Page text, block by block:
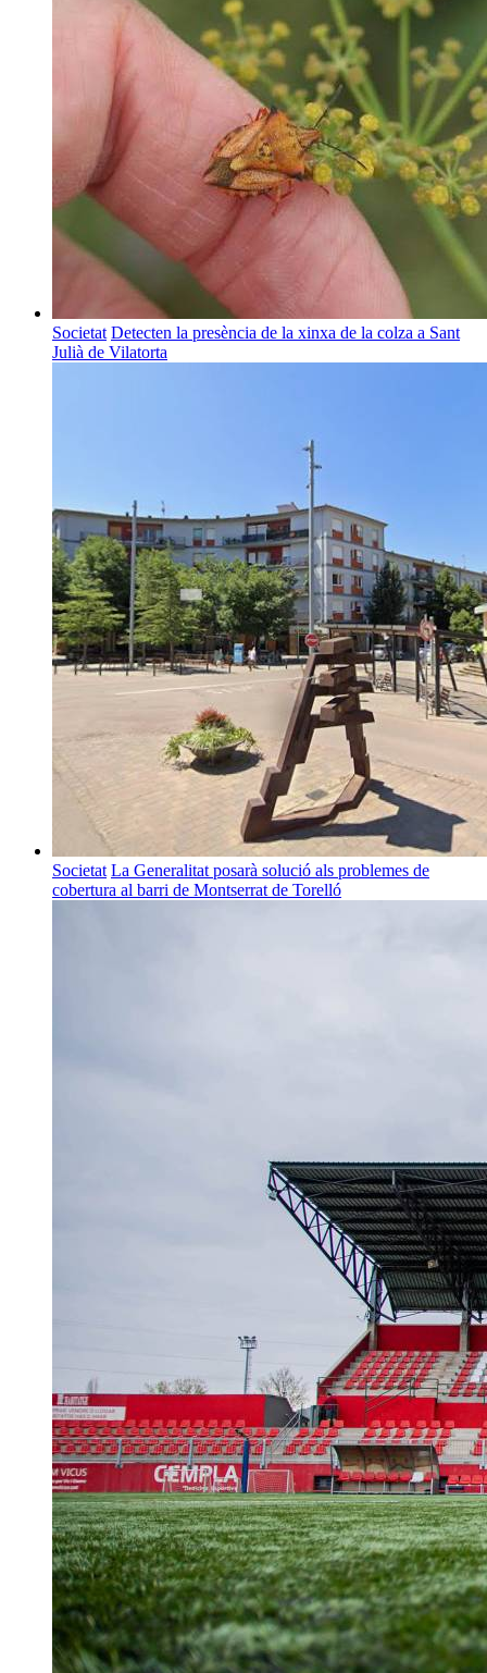
Societat Detecten la presència de la xinxa de la colza a Sant
Julià de Vilatorta
Societat La Generalitat posarà solució als problemes de
cobertura al barri de Montserrat de Torelló